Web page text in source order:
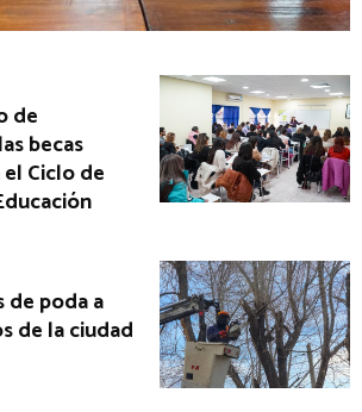
de
becas
Ciclo de
de poda a
de la ciudad